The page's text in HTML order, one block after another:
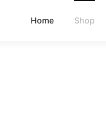
Home Shop